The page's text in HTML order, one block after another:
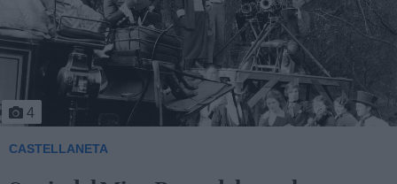
5
CASTELLANETA